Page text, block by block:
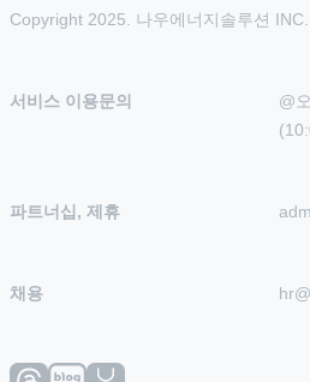
Copyright 2025. 나우에너지솔루션
서비스 이용문의
@
파트너십, 제휴
채용